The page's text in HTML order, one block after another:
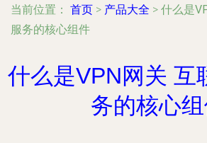
当前位置： 首页 > 产品大全 > 什么是
服务的核心组件
什么是VPN网关 互
务的核心